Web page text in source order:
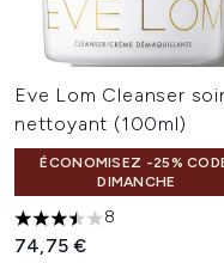
Eve Lom Cleanser
nettoyant (100ml)
ÉCONOMISEZ -25%
DIMANCHE
3.5 étoiles sur un
8
74,75 €